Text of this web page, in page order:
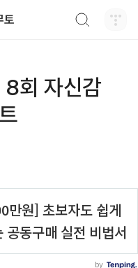
토
회 자신감